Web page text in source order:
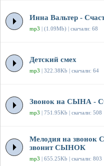
Инна Вальтер -
mp3 | (1.09Mb) | скачали: 68
Детский смех
mp3 | 322.38Kb | скачали: 64
Звонок на СЫНА -
mp3 | 751.95Kb | скачали: 508
Мелодия на
звонит СЫНОК
mp3 | 655.25Kb | скачали: 803